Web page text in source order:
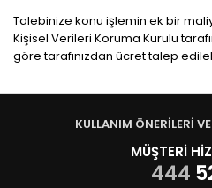
Talebinize konu işlemin ek bir
Kişisel Verileri Koruma Kurulu
göre tarafınızdan ücret talep
KULLANIM ÖNERİLERİ
MÜŞTERİ
444